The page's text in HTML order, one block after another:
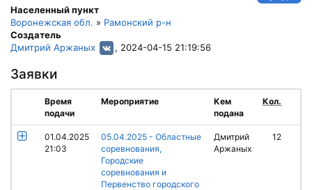
Населенный пункт
Воронежская обл. » Рамонский р-н
Создатель
Дмитрий Аржаных
, 2024-04-15 21:19:56
Заявки
Время
подачи
Мероприятие
Кем
подана
Кол.
01.04.2025
21:03
05.04.2025 - Областные
соревнования,
Городские
соревнования и
Первенство городского
Дмитрий
Аржаных
12